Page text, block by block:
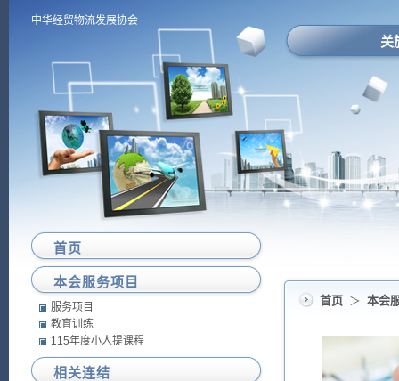
中华经贸物流发展协会
关
首页 ＞ 本会
首页
本会服务项目
服务项目
教育训练
115年度小人提课程
相关连结